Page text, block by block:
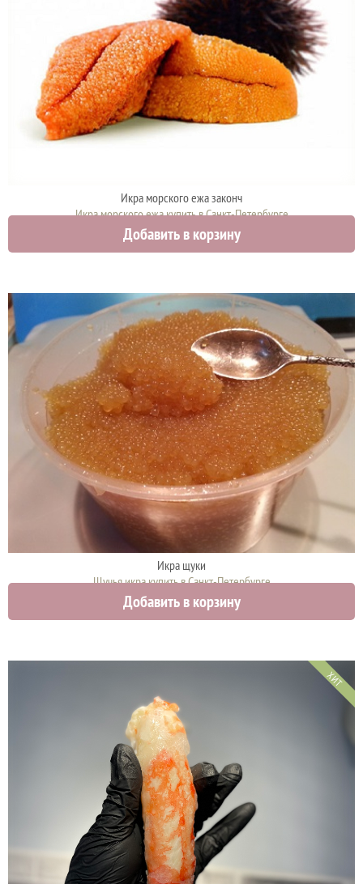
Икра морского ежа законч
Икра морского ежа купить в Санкт-Петербурге
1134 руб.
Добавить в корзину
Икра щуки
Щучья икра купить в Санкт-Петербурге
4750 руб.
Добавить в корзину
ХИТ